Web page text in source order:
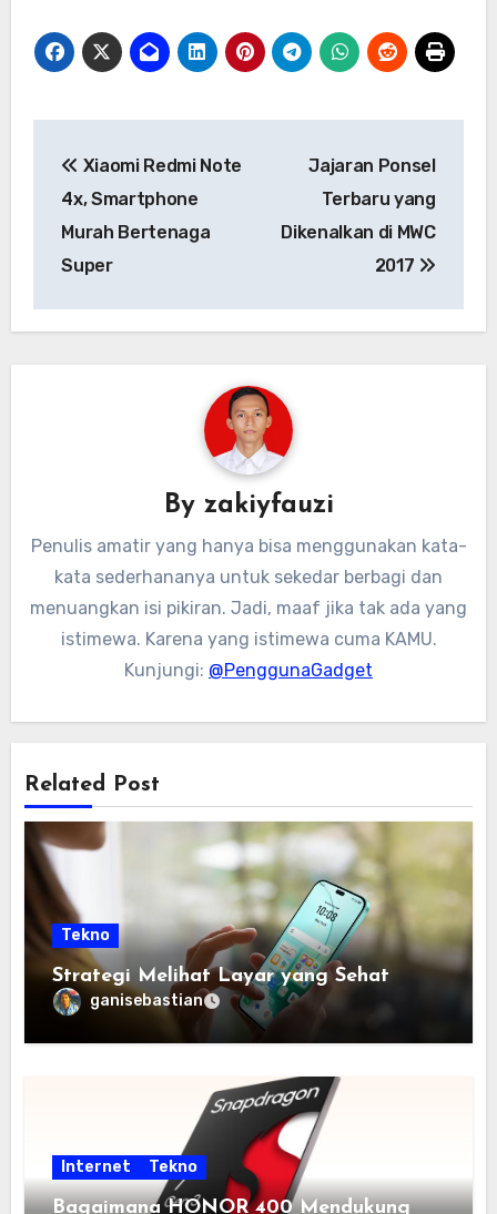
pos
Xiaomi Redmi Note
4x, Smartphone
Murah Bertenaga
Super
Jajaran Ponsel
Terbaru yang
Dikenalkan di MWC
2017
By zakiyfauzi
Penulis amatir yang hanya bisa menggunakan kata-
kata sederhananya untuk sekedar berbagi dan
menuangkan isi pikiran. Jadi, maaf jika tak ada yang
istimewa. Karena yang istimewa cuma KAMU.
Kunjungi: @PenggunaGadget
Related Post
Tekno
Strategi Melihat Layar yang Sehat
ganisebastian
Internet Tekno
Bagaimana HONOR 400 Mendukung